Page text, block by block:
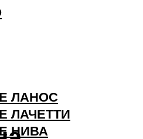
ЛАНОС
ЛАЧЕТТИ
НИВА